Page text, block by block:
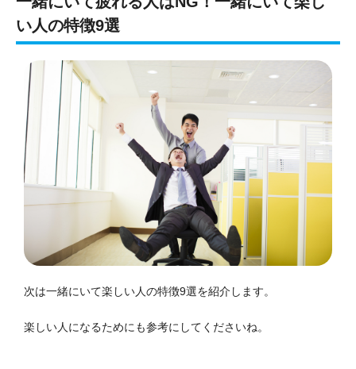
い人の特徴9選
次は一緒にいて楽しい人の特徴9選を紹介します。
楽しい人になるためにも参考にしてくださいね。